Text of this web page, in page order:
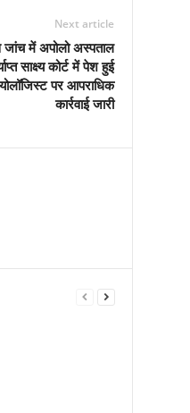
Next article
में अपोलो अस्पताल
साक्ष्य कोर्ट में पेश हुई
पर आपराधिक
कार्रवाई जारी